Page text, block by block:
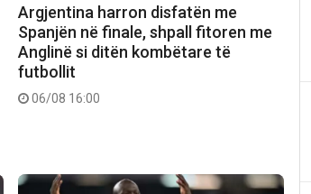
Argjentina harron disfatën me
Spanjën në finale, shpall fitoren me
Anglinë si ditën kombëtare të
futbollit
06/08 16:00